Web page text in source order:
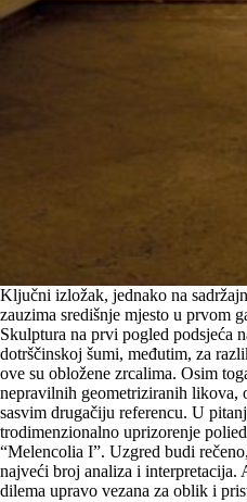
Ključni izložak, jednako na
zauzima središnje mjesto u prvom
Skulptura na prvi pogled podsjeća
dotrščinskoj šumi, međutim, za
ove su obložene zrcalima. Osim
nepravilnih geometriziranih likova,
sasvim drugačiju referencu. U
trodimenzionalno uprizorenje
“Melencolia I”. Uzgred budi
najveći broj analiza i interpretacija.
dilema upravo vezana za oblik i